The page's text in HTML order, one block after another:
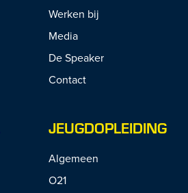
Werken bij
Media
De Speaker
Contact
JEUGDOPLEIDING
Algemeen
O21